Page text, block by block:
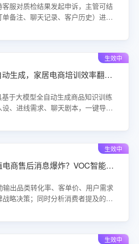
服对质检结果发起申诉，主管可结
备注、聊天记录、客户历史）进行
少纠纷，提升团队运营效率。
生效中
AI剧本自动生成，家居电商培训效率翻倍？一键搞定多意图训练！
于大模型全自动生成商品知识训练
、进线需求、聊天剧本，一键导入
生效中
抖音充值电商售后消息爆炸？VOC智能体自动生成转化率报告，决策快人一步！
输出品类转化率、客单价、用户需求
略决策；同时分析消费者提及的竞
析，让每一次运营动作都有数据支
生效中